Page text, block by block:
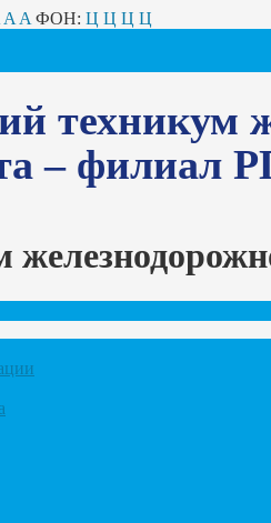
A A ФОН: Ц Ц Ц Ц
техникум
– филиал